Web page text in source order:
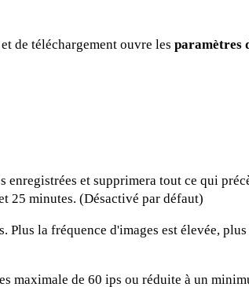
de téléchargement ouvre les paramètres
et supprimera tout ce qui
25 minutes. (Désactivé par défaut)
la fréquence d'images est élevée,
maximale de 60 ips ou réduite à un